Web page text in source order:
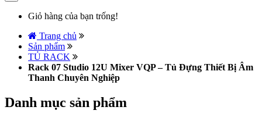
Giỏ hàng của bạn trống!
Trang chủ
Sản phẩm
TỦ RACK
Rack 07 Studio 12U Mixer VQP – Tủ Đựng Thiết Bị Âm
Thanh Chuyên Nghiệp
Danh mục sản phẩm